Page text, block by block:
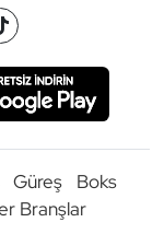
Güreş
Boks
Branşlar